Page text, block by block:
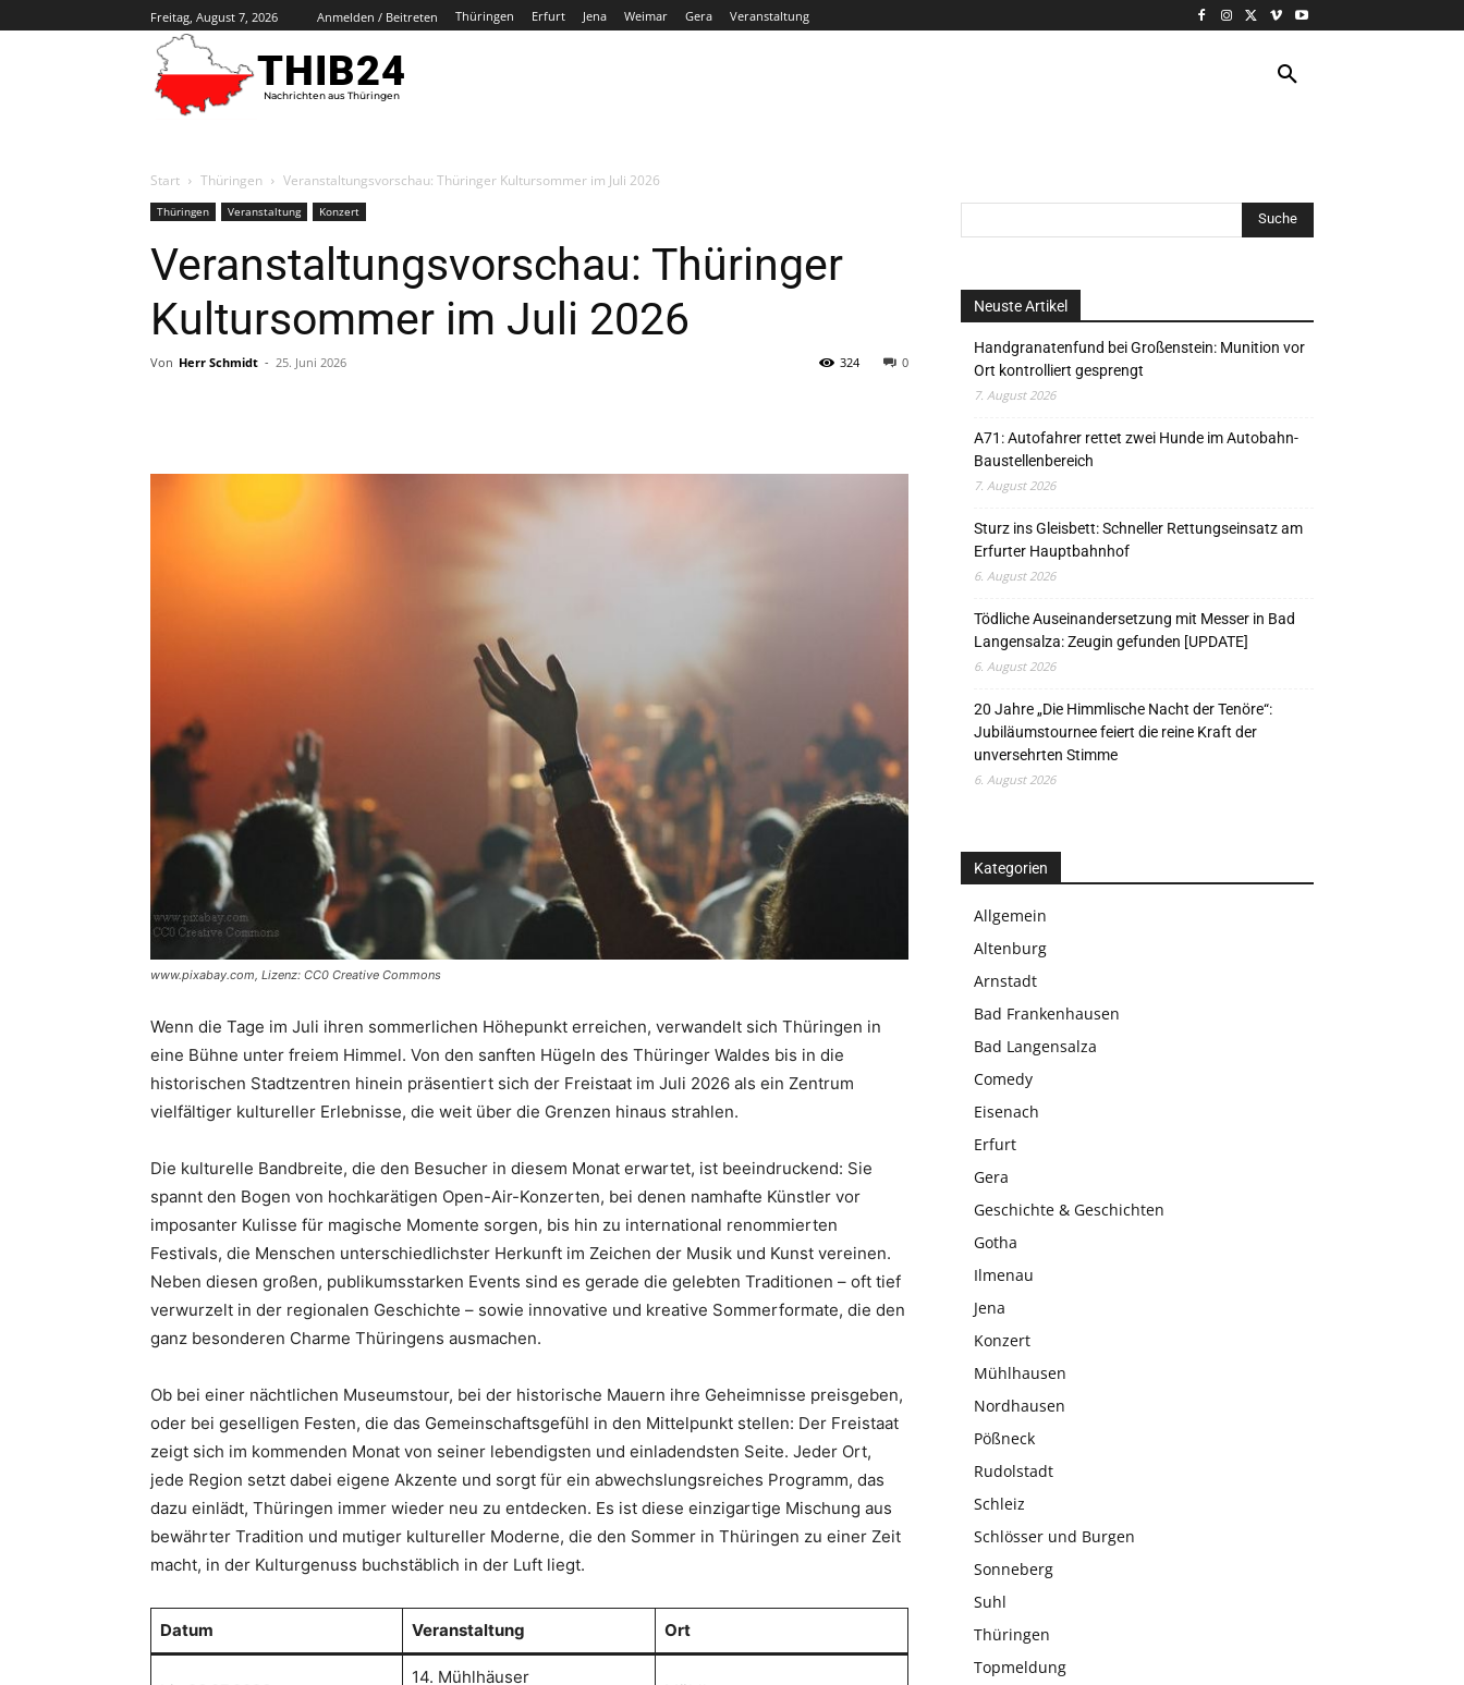
Freitag, August 7, 2026 Anmelden / Beitreten Thüringen Erfurt Jena Weimar Gera Veranstaltung
THIB24
Nachrichten aus Thüringen
Start Thüringen Veranstaltungsvorschau: Thüringer Kultursommer im Juli 2026
Thüringen Veranstaltung Konzert
Veranstaltungsvorschau: Thüringer
Kultursommer im Juli 2026
Von Herr Schmidt - 25. Juni 2026 0
324
www.pixabay.com, Lizenz: CC0 Creative Commons
Wenn die Tage im Juli ihren sommerlichen Höhepunkt erreichen, verwandelt sich Thüringen in
eine Bühne unter freiem Himmel. Von den sanften Hügeln des Thüringer Waldes bis in die
historischen Stadtzentren hinein präsentiert sich der Freistaat im Juli 2026 als ein Zentrum
vielfältiger kultureller Erlebnisse, die weit über die Grenzen hinaus strahlen.
Die kulturelle Bandbreite, die den Besucher in diesem Monat erwartet, ist beeindruckend: Sie
spannt den Bogen von hochkarätigen Open-Air-Konzerten, bei denen namhafte Künstler vor
imposanter Kulisse für magische Momente sorgen, bis hin zu international renommierten
Festivals, die Menschen unterschiedlichster Herkunft im Zeichen der Musik und Kunst vereinen.
Neben diesen großen, publikumsstarken Events sind es gerade die gelebten Traditionen – oft tief
verwurzelt in der regionalen Geschichte – sowie innovative und kreative Sommerformate, die den
ganz besonderen Charme Thüringens ausmachen.
Ob bei einer nächtlichen Museumstour, bei der historische Mauern ihre Geheimnisse preisgeben,
oder bei geselligen Festen, die das Gemeinschaftsgefühl in den Mittelpunkt stellen: Der Freistaat
zeigt sich im kommenden Monat von seiner lebendigsten und einladendsten Seite. Jeder Ort,
jede Region setzt dabei eigene Akzente und sorgt für ein abwechslungsreiches Programm, das
dazu einlädt, Thüringen immer wieder neu zu entdecken. Es ist diese einzigartige Mischung aus
bewährter Tradition und mutiger kultureller Moderne, die den Sommer in Thüringen zu einer Zeit
macht, in der Kulturgenuss buchstäblich in der Luft liegt.
Datum Veranstaltung Ort
14. Mühlhäuser
Neuste Artikel
Handgranatenfund bei Großenstein: Munition vor
Ort kontrolliert gesprengt
7. August 2026
A71: Autofahrer rettet zwei Hunde im Autobahn-
Baustellenbereich
7. August 2026
Sturz ins Gleisbett: Schneller Rettungseinsatz am
Erfurter Hauptbahnhof
6. August 2026
Tödliche Auseinandersetzung mit Messer in Bad
Langensalza: Zeugin gefunden [UPDATE]
6. August 2026
20 Jahre „Die Himmlische Nacht der Tenöre“:
Jubiläumstournee feiert die reine Kraft der
unversehrten Stimme
6. August 2026
Kategorien
Allgemein
Altenburg
Arnstadt
Bad Frankenhausen
Bad Langensalza
Comedy
Eisenach
Erfurt
Gera
Geschichte & Geschichten
Gotha
Ilmenau
Jena
Konzert
Mühlhausen
Nordhausen
Pößneck
Rudolstadt
Schleiz
Schlösser und Burgen
Sonneberg
Suhl
Thüringen
Topmeldung